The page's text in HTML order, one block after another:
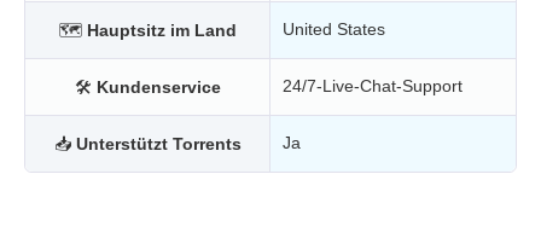
🗺 Hauptsitz im Land United States
🛠 Kundenservice 24/7-Live-Chat-Support
📥 Unterstützt Torrents Ja